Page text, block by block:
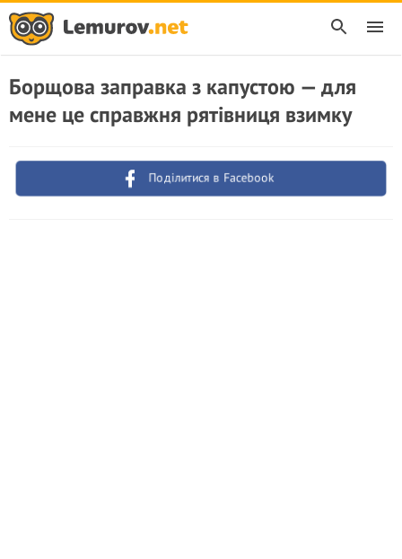
Борщова заправка з капустою — для
мене це справжня рятівниця взимку
Поділитися в Facebook